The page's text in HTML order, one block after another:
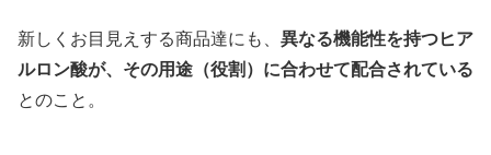
新しくお目見えする商品達にも、 異なる機能性を持つヒア
ルロン酸が、その用途（役割）に合わせて配合されている
とのこと。